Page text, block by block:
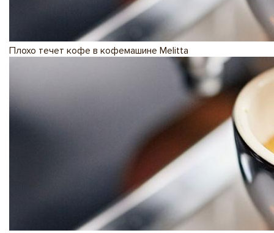
Плохо течет кофе в кофемашине Melitta